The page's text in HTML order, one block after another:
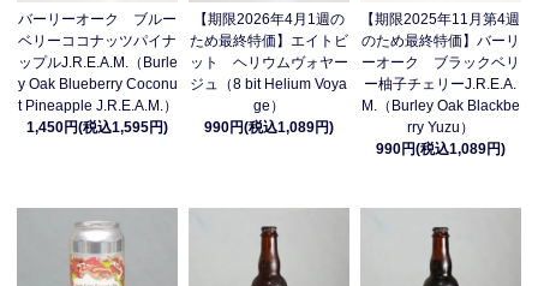
バーリーオーク ブルー
ベリーココナッツパイナ
ップルJ.R.E.A.M.（Burle
y Oak Blueberry Coconu
t Pineapple J.R.E.A.M.）
1,450円(税込1,595円)
【期限2026年4月1週の
ため最終特価】エイトビ
ット ヘリウムヴォヤー
ジュ（8 bit Helium Voya
ge）
990円(税込1,089円)
【期限2025年11月第4週
のため最終特価】バーリ
ーオーク ブラックベリ
ー柚子チェリーJ.R.E.A.
M.（Burley Oak Blackbe
rry Yuzu）
990円(税込1,089円)